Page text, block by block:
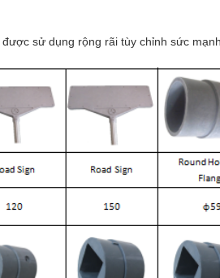
sử dụng rộng rãi tùy chỉnh sức